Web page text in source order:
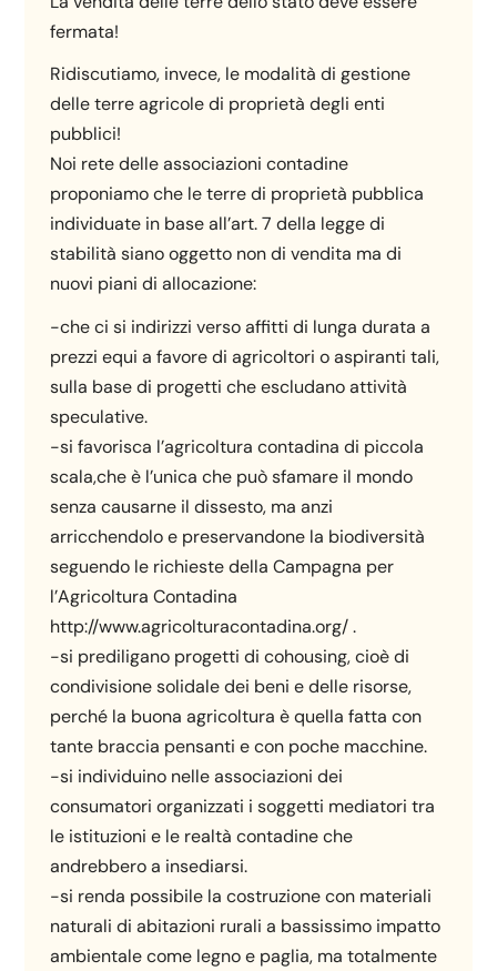
fermata!
Ridiscutiamo, invece, le modalità di gestione
delle terre agricole di proprietà degli enti
pubblici!
Noi rete delle associazioni contadine
proponiamo che le terre di proprietà pubblica
individuate in base all’art. 7 della legge di
stabilità siano oggetto non di vendita ma di
nuovi piani di allocazione:
-che ci si indirizzi verso affitti di lunga durata a
prezzi equi a favore di agricoltori o aspiranti tali,
sulla base di progetti che escludano attività
speculative.
-si favorisca l’agricoltura contadina di piccola
scala,che è l’unica che può sfamare il mondo
senza causarne il dissesto, ma anzi
arricchendolo e preservandone la biodiversità
seguendo le richieste della Campagna per
l’Agricoltura Contadina
http://www.agricolturacontadina.org/ .
-si prediligano progetti di cohousing, cioè di
condivisione solidale dei beni e delle risorse,
perché la buona agricoltura è quella fatta con
tante braccia pensanti e con poche macchine.
-si individuino nelle associazioni dei
consumatori organizzati i soggetti mediatori tra
le istituzioni e le realtà contadine che
andrebbero a insediarsi.
-si renda possibile la costruzione con materiali
naturali di abitazioni rurali a bassissimo impatto
ambientale come legno e paglia, ma totalmente